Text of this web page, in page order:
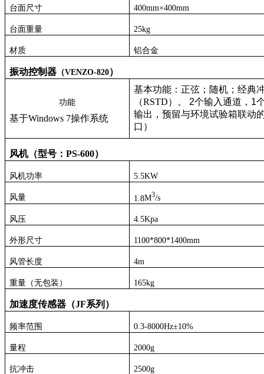
台面尺寸 400mm×400mm
台面重量 25kg
材质 铝合金
振动控制器 （VENZO-820）
功能
基于Windows 7操作系统
基本功能：正弦；随机；经典
（RSTD）。 2个输入通道， 1
输出，预留与环境试验箱联动
口）
风机（型号： PS-600）
风机功率 5.5KW
风量 1 8M3/s
风压 4.5Kpa
外形尺寸 1100*800*1400mm
风管长度 4m
重量（无包装） 165kg
加速度传感器（JF系列）
频率范围 0.3-8000Hz±10%
量程 2000g
抗冲击 2500g